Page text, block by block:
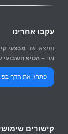
עקבו אחרינו
תמצאו שם מבצעי
וגם – הטיפ השבועי
פתח/י את הדף
קישורים